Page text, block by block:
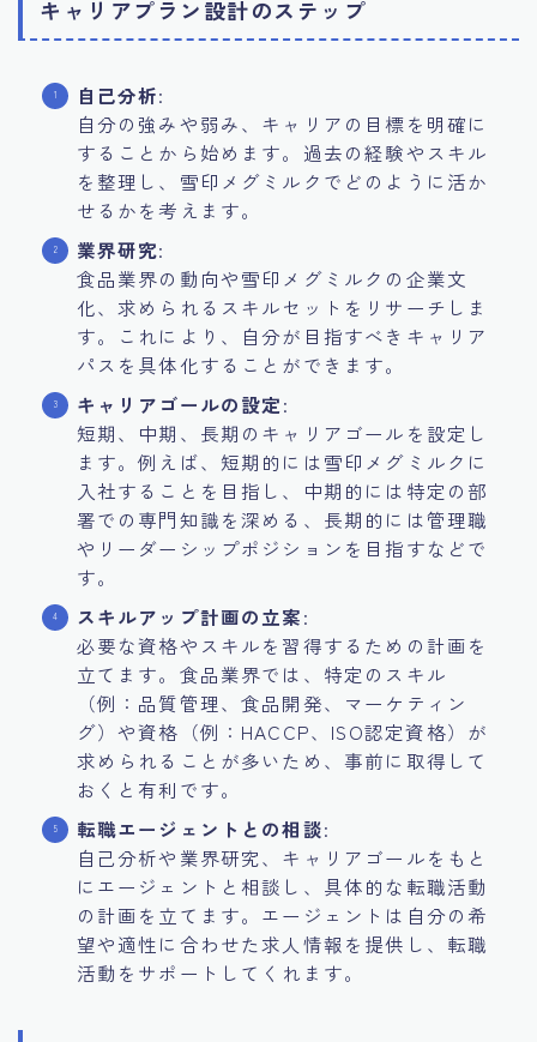
キャリアプラン設計のステップ
自己分析:
自分の強みや弱み、キャリアの目標を明確に
することから始めます。過去の経験やスキル
を整理し、雪印メグミルクでどのように活か
せるかを考えます。
業界研究:
食品業界の動向や雪印メグミルクの企業文
化、求められるスキルセットをリサーチしま
す。これにより、自分が目指すべきキャリア
パスを具体化することができます。
キャリアゴールの設定:
短期、中期、長期のキャリアゴールを設定し
ます。例えば、短期的には雪印メグミルクに
入社することを目指し、中期的には特定の部
署での専門知識を深める、長期的には管理職
やリーダーシップポジションを目指すなどで
す。
スキルアップ計画の立案:
必要な資格やスキルを習得するための計画を
立てます。食品業界では、特定のスキル
（例：品質管理、食品開発、マーケティン
グ）や資格（例：HACCP、ISO認定資格）が
求められることが多いため、事前に取得して
おくと有利です。
転職エージェントとの相談:
自己分析や業界研究、キャリアゴールをもと
にエージェントと相談し、具体的な転職活動
の計画を立てます。エージェントは自分の希
望や適性に合わせた求人情報を提供し、転職
活動をサポートしてくれます。